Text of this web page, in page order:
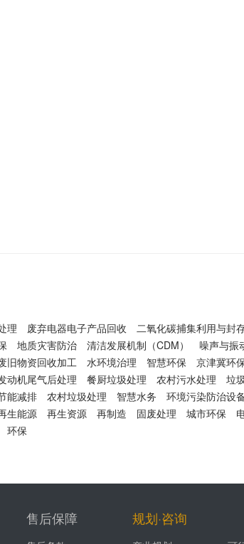
理 废弃电器电子产品回收 二氧化碳捕集利用与封
地质灾害防治 清洁发展机制（CDM） 噪声与振
旧物资回收加工 水环境治理 智慧环保 京津冀环
动机尾气后处理 餐厨垃圾处理 农村污水处理 垃
能减排 农村垃圾处理 智慧水务 环境污染防治设
生能源 再生资源 再制造 固废处理 城市环保
环保
售后保障 规划·咨询